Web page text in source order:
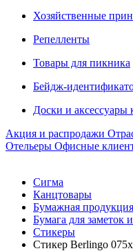
Хозяйственные
Репелленты
Товары для пикника
Бейдж-
Доски и аксессуары
Акция и распродажи
Отельеры Офисные
Сигма
Канцтовары
Бумажная
Бумага для заметок
Стикеры
Стикер Berlingo